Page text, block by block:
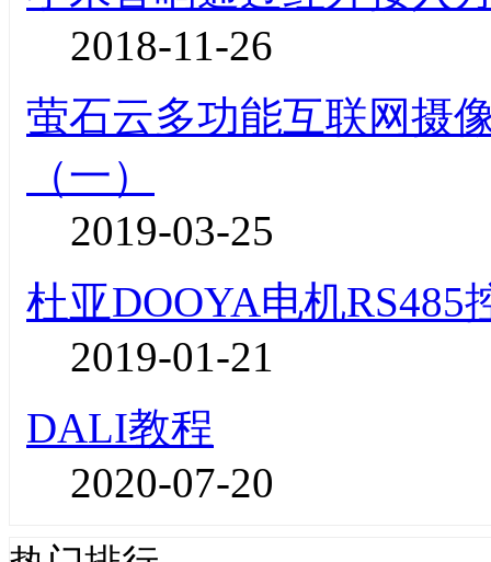
2018-11-26
萤石云多功能互联网摄
（一）
2019-03-25
杜亚DOOYA电机RS485
2019-01-21
DALI教程
2020-07-20